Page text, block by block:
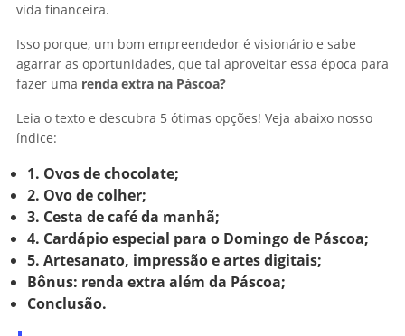
vida financeira.
Isso porque, um bom empreendedor é visionário e sabe
agarrar as oportunidades, que tal aproveitar essa época para
fazer uma renda extra na Páscoa?
Leia o texto e descubra 5 ótimas opções! Veja abaixo nosso
índice:
1. Ovos de chocolate;
2. Ovo de colher;
3. Cesta de café da manhã;
4. Cardápio especial para o Domingo de Páscoa;
5. Artesanato, impressão e artes digitais;
Bônus: renda extra além da Páscoa;
Conclusão.